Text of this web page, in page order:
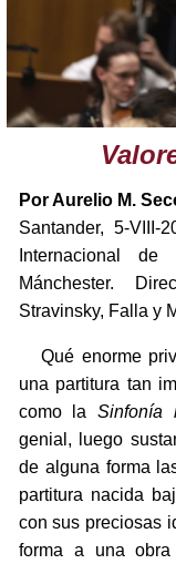
Por Aurelio M.
Santander, 5-VIII-
Internacional
Mánchester.
Stravinsky, Falla y
Qué enorme
una partitura tan
como la Sinfonía
genial, luego
de alguna forma
partitura nacida
con sus preciosas
forma a una